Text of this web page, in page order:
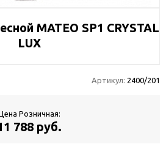
MATEO SP1 CRYSTAL
LUX
Артикул: 2400/201
Розничная:
788 руб.